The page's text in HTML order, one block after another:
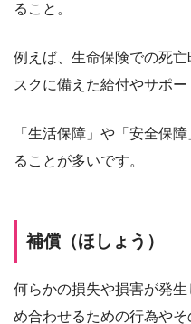
ること。
例えば、生命保険での死
スクに備えた給付やサポ
「生活保障」や「安全保
ることが多いです。
補償（ほしょう）
何らかの損失や損害が発
め合わせるための行為やそ